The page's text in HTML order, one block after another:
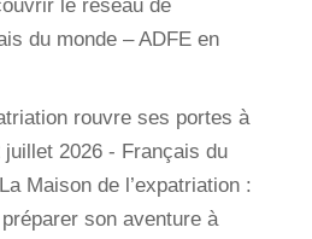
le réseau de
du monde – ADFE en
rouvre ses portes à
2026 - Français du
La Maison de l’expatriation :
son aventure à